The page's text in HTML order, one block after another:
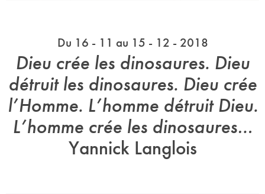
Du 16 - 11 au 15 - 12 - 2018
Dieu crée les dinosaures. Dieu
détruit les dinosaures. Dieu crée
l’Homme. L’homme détruit Dieu.
L’homme crée les dinosaures…
Yannick Langlois